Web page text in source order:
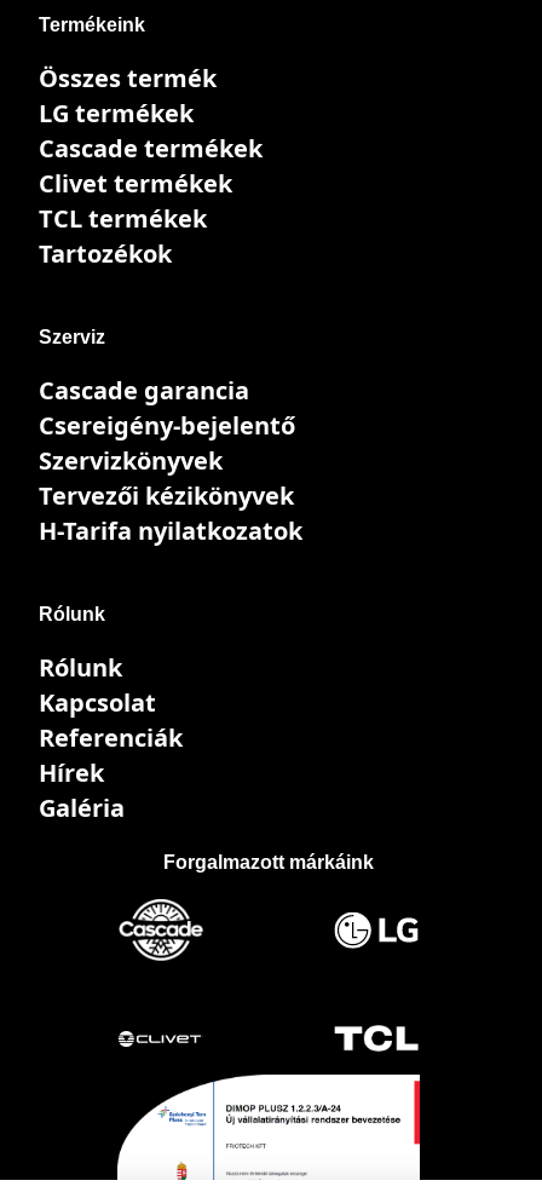
Termékeink
Összes termék
LG termékek
Cascade termékek
Clivet termékek
TCL termékek
Tartozékok
Szerviz
Cascade garancia
Csereigény-bejelentő
Szervizkönyvek
Tervezői kézikönyvek
H-Tarifa nyilatkozatok
Rólunk
Rólunk
Kapcsolat
Referenciák
Hírek
Galéria
Forgalmazott márkáink